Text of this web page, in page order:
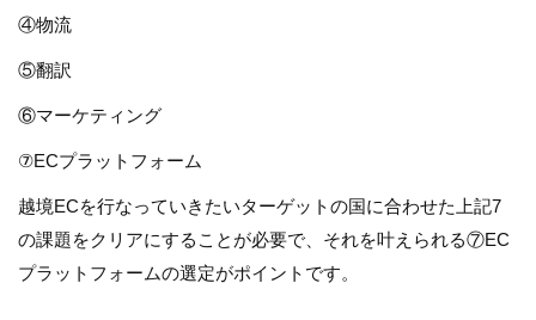
④物流
⑤翻訳
⑥マーケティング
⑦ECプラットフォーム
越境ECを行なっていきたいターゲットの国に合わせた上記7
の課題をクリアにすることが必要で、それを叶えられる⑦EC
プラットフォームの選定がポイントです。